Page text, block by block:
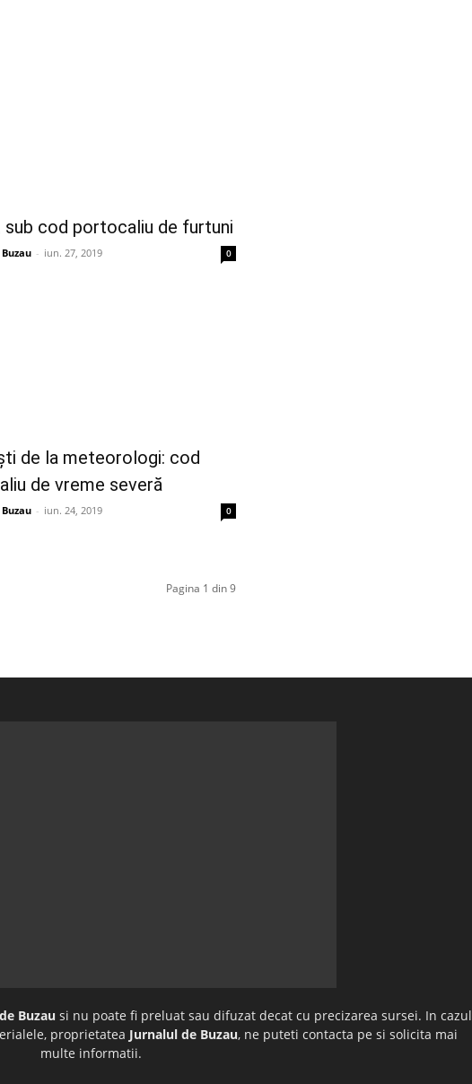
sub cod portocaliu de furtuni
- iun. 27, 2019 0
de la meteorologi: cod
de vreme severă
- iun. 24, 2019 0
Pagina 1 din 9
Buzau si nu poate fi preluat sau difuzat decat cu precizarea sursei. In cazul
proprietatea Jurnalul de Buzau, ne puteti contacta pe si solicita mai
multe informatii.